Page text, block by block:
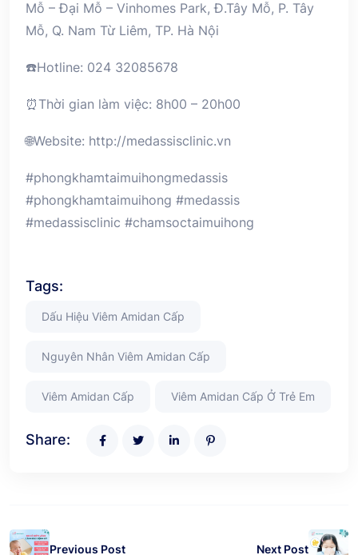
Mỗ – Đại Mỗ – Vinhomes Park, Đ.Tây Mỗ, P. Tây
Mỗ, Q. Nam Từ Liêm, TP. Hà Nội
☎️Hotline: 024 32085678
⏰Thời gian làm việc: 8h00 – 20h00
🌐Website: http://medassisclinic.vn
#phongkhamtaimuihongmedassis
#phongkhamtaimuihong #medassis
#medassisclinic #chamsoctaimuihong
Tags:
Dấu Hiệu Viêm Amidan Cấp
Nguyên Nhân Viêm Amidan Cấp
Viêm Amidan Cấp Viêm Amidan Cấp Ở Trẻ Em
Share:
Previous Post Next Post